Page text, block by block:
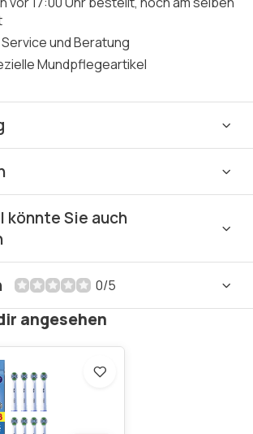
und Beratung
Mundpflegeartikel
könnte Sie auch
0/5
angesehen